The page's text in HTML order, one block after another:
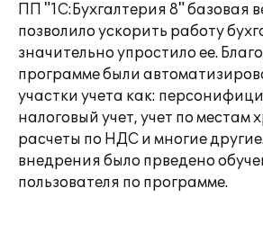
ПП "1С:Бухгалтерия 8" базовая
позволило ускорить работу
значительно упростило ее.
программе были
участки учета как:
налоговый учет, учет по местам
расчеты по НДС и многие
внедрения было прведено
пользователя по программе.